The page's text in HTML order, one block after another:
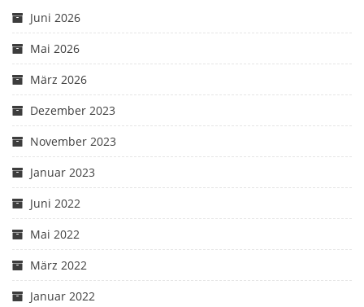
Juni 2026
Mai 2026
März 2026
Dezember 2023
November 2023
Januar 2023
Juni 2022
Mai 2022
März 2022
Januar 2022